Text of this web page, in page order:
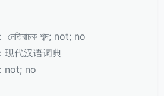
শব্দ; not; no
现代汉语词典
not; no